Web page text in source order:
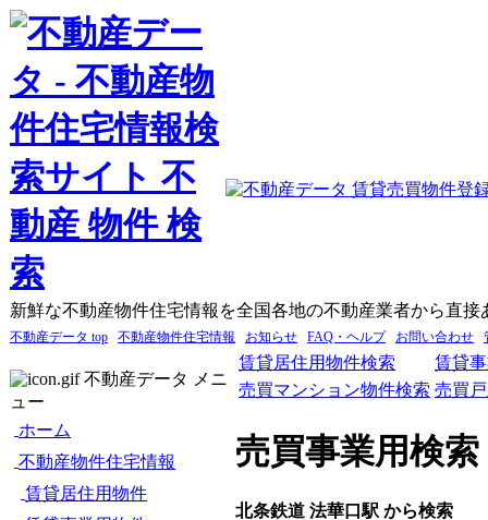
新鮮な不動産物件住宅情報を全国各地の不動産業者から直接
不動産データ top 不動産物件住宅情報 お知らせ FAQ・ヘルプ お問い合わせ
不動産データ メニ
ュー
ホーム
不動産物件住宅情報
賃貸居住用物件
賃貸居住用物件検索
賃貸
売買マンション物件検索 売買
売買事業用検索
北条鉄道 法華口駅 から検索